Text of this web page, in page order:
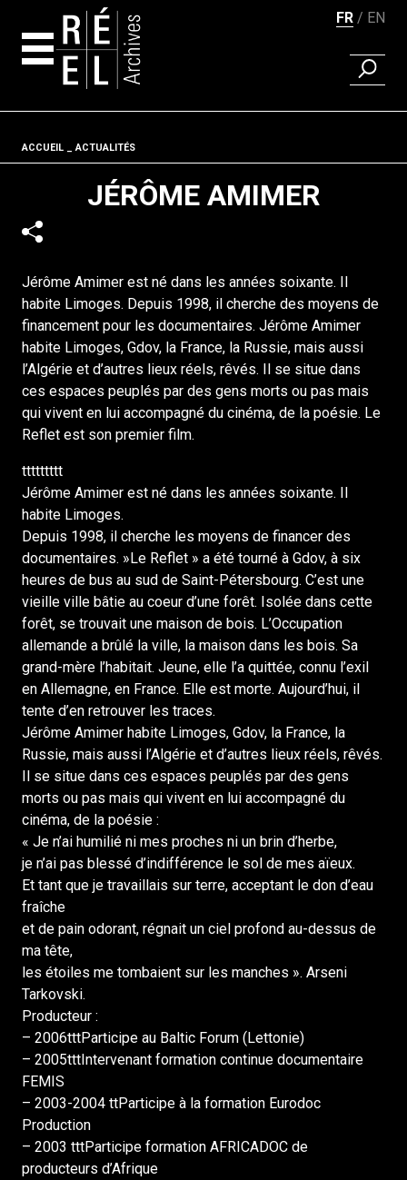
FR EN
Fil d'ariane
ACCUEIL ACTUALITÉS
JÉRÔME AMIMER
Jérôme Amimer est né dans les années soixante. Il
habite Limoges. Depuis 1998, il cherche des moyens de
financement pour les documentaires. Jérôme Amimer
habite Limoges, Gdov, la France, la Russie, mais aussi
l’Algérie et d’autres lieux réels, rêvés. Il se situe dans
ces espaces peuplés par des gens morts ou pas mais
qui vivent en lui accompagné du cinéma, de la poésie. Le
Reflet est son premier film.
ttttttttt
Jérôme Amimer est né dans les années soixante. Il
habite Limoges.
Depuis 1998, il cherche les moyens de financer des
documentaires. »Le Reflet » a été tourné à Gdov, à six
heures de bus au sud de Saint-Pétersbourg. C’est une
vieille ville bâtie au coeur d’une forêt. Isolée dans cette
forêt, se trouvait une maison de bois. L’Occupation
allemande a brûlé la ville, la maison dans les bois. Sa
grand-mère l’habitait. Jeune, elle l’a quittée, connu l’exil
en Allemagne, en France. Elle est morte. Aujourd’hui, il
tente d’en retrouver les traces.
Jérôme Amimer habite Limoges, Gdov, la France, la
Russie, mais aussi l’Algérie et d’autres lieux réels, rêvés.
Il se situe dans ces espaces peuplés par des gens
morts ou pas mais qui vivent en lui accompagné du
cinéma, de la poésie :
« Je n’ai humilié ni mes proches ni un brin d’herbe,
je n’ai pas blessé d’indifférence le sol de mes aïeux.
Et tant que je travaillais sur terre, acceptant le don d’eau
fraîche
et de pain odorant, régnait un ciel profond au-dessus de
ma tête,
les étoiles me tombaient sur les manches ». Arseni
Tarkovski.
Producteur :
– 2006tttParticipe au Baltic Forum (Lettonie)
– 2005tttIntervenant formation continue documentaire
FEMIS
– 2003-2004 ttParticipe à la formation Eurodoc
Production
– 2003 tttParticipe formation AFRICADOC de
producteurs d’Afrique